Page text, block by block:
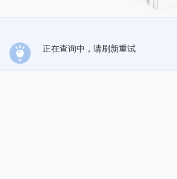
正在查询中，请刷新重试